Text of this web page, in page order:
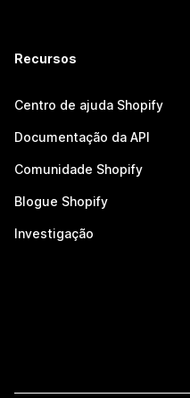
Recursos
Centro de ajuda Shopify
Documentação da API
Comunidade Shopify
Blogue Shopify
Investigação